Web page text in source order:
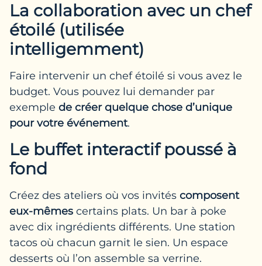
La collaboration avec un chef
étoilé (utilisée
intelligemment)
Faire intervenir un chef étoilé si vous avez le
budget. Vous pouvez lui demander par
exemple de créer quelque chose d’unique
pour votre événement.
Le buffet interactif poussé à
fond
Créez des ateliers où vos invités composent
eux-mêmes certains plats. Un bar à poke
avec dix ingrédients différents. Une station
tacos où chacun garnit le sien. Un espace
desserts où l’on assemble sa verrine.